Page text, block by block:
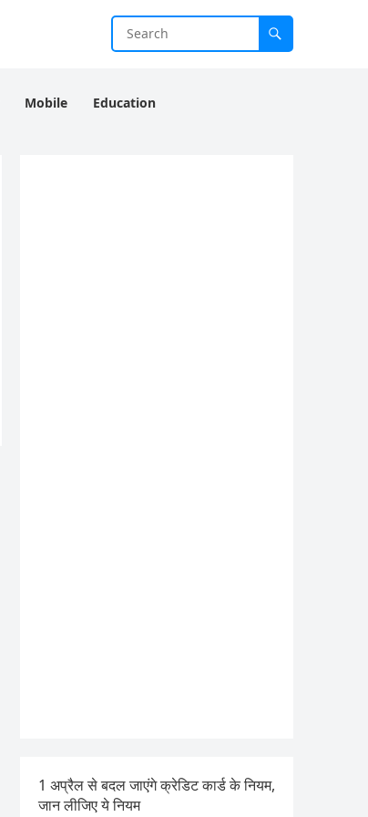
Mobile Education
1 अप्रैल से बदल जाएंगे क्रेडिट कार्ड के नियम,
जान लीजिए ये नियम